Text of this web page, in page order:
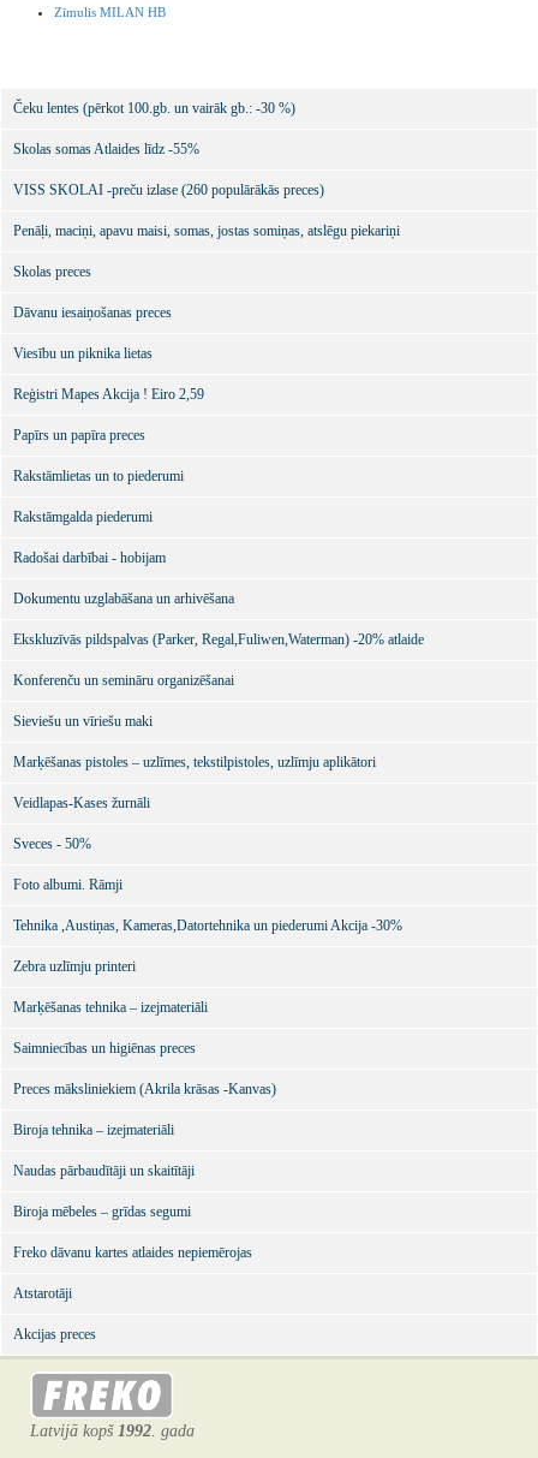
Zīmulis MILAN HB
Čeku lentes (pērkot 100.gb. un vairāk gb.: -30 %)
Skolas somas Atlaides līdz -55%
VISS SKOLAI -preču izlase (260 populārākās preces)
Penāļi, maciņi, apavu maisi, somas, jostas somiņas, atslēgu piekariņi
Skolas preces
Dāvanu iesaiņošanas preces
Viesību un piknika lietas
Reģistri Mapes Akcija ! Eiro 2,59
Papīrs un papīra preces
Rakstāmlietas un to piederumi
Rakstāmgalda piederumi
Radošai darbībai - hobijam
Dokumentu uzglabāšana un arhivēšana
Ekskluzīvās pildspalvas (Parker, Regal,Fuliwen,Waterman) -20% atlaide
Konferenču un semināru organizēšanai
Sieviešu un vīriešu maki
Marķēšanas pistoles – uzlīmes, tekstilpistoles, uzlīmju aplikātori
Veidlapas-Kases žurnāli
Sveces - 50%
Foto albumi. Rāmji
Tehnika ,Austiņas, Kameras,Datortehnika un piederumi Akcija -30%
Zebra uzlīmju printeri
Marķēšanas tehnika – izejmateriāli
Saimniecības un higiēnas preces
Preces māksliniekiem (Akrila krāsas -Kanvas)
Biroja tehnika – izejmateriāli
Naudas pārbaudītāji un skaitītāji
Biroja mēbeles – grīdas segumi
Freko dāvanu kartes atlaides nepiemērojas
Atstarotāji
Akcijas preces
Latvijā kopš 1992. gada